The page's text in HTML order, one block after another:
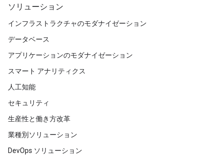
ソリューション
インフラストラクチャのモダナイゼーション
データベース
アプリケーションのモダナイゼーション
スマート アナリティクス
人工知能
セキュリティ
生産性と働き方改革
業種別ソリューション
DevOps ソリューション